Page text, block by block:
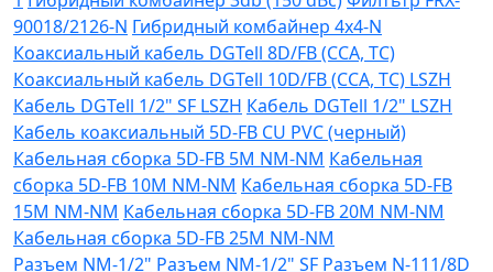
90018/2126-N Гибридный комбайнер 4х4-N
Коаксиальный кабель DGTell 8D/FB (CCA, TC)
Коаксиальный кабель DGTell 10D/FB (CCA, TC) LSZH
Кабель DGTell 1/2" SF LSZH Кабель DGTell 1/2" LSZH
Кабель коаксиальный 5D-FB CU PVC (черный)
Кабельная сборка 5D-FB 5М NM-NM Кабельная
сборка 5D-FB 10М NM-NM Кабельная сборка 5D-FB
15М NM-NM Кабельная сборка 5D-FB 20М NM-NM
Кабельная сборка 5D-FB 25М NM-NM
Разъем NM-1/2" Разъем NM-1/2" SF Разъем N-111/8D